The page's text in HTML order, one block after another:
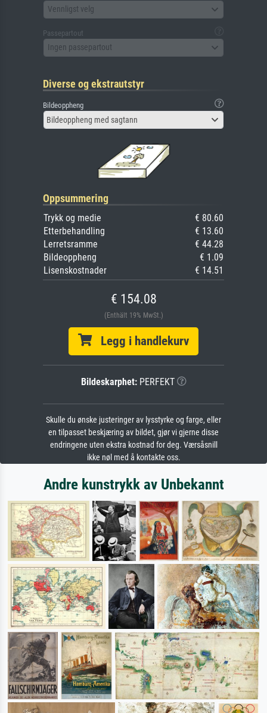
Vennligst velg
Passepartout
Ingen passepartout
Diverse og ekstrautstyr
Bildeoppheng
Bildeoppheng med sagtann
Oppsummering
Trykk og medie
€ 80.60
Etterbehandling
€ 13.60
Lerretsramme
€ 44.28
Bildeoppheng
€ 1.09
Lisenskostnader
€ 14.51
€ 154.08
(Enthält 19% MwSt.)
Legg i handlekurv
Bildeskarphet:PERFEKT
Skulle du ønske justeringer av lysstyrke og farge, eller
en tilpasset beskjæring av bildet, gjør vi gjerne disse
endringene uten ekstra kostnad for deg. Værsåsnill
ikke nøl med å kontakte oss.
Andre kunstrykk av Unbekannt